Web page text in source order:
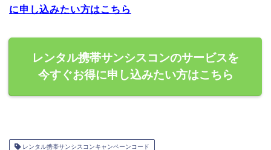
に申し込みたい方はこちら
レンタル携帯サンシスコンのサービスを
今すぐお得に申し込みたい方はこちら
レンタル携帯サンシスコンキャンペーンコード